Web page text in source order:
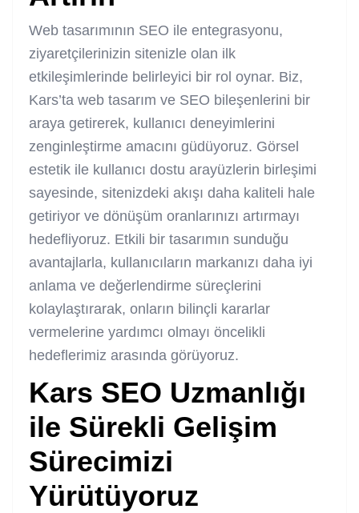
Web tasarımının SEO ile entegrasyonu,
ziyaretçilerinizin sitenizle olan ilk
etkileşimlerinde belirleyici bir rol oynar. Biz,
Kars’ta web tasarım ve SEO bileşenlerini bir
araya getirerek, kullanıcı deneyimlerini
zenginleştirme amacını güdüyoruz. Görsel
estetik ile kullanıcı dostu arayüzlerin birleşimi
sayesinde, sitenizdeki akışı daha kaliteli hale
getiriyor ve dönüşüm oranlarınızı artırmayı
hedefliyoruz. Etkili bir tasarımın sunduğu
avantajlarla, kullanıcıların markanızı daha iyi
anlama ve değerlendirme süreçlerini
kolaylaştırarak, onların bilinçli kararlar
vermelerine yardımcı olmayı öncelikli
hedeflerimiz arasında görüyoruz.
Kars SEO Uzmanlığı
ile Sürekli Gelişim
Sürecimizi
Yürütüyoruz